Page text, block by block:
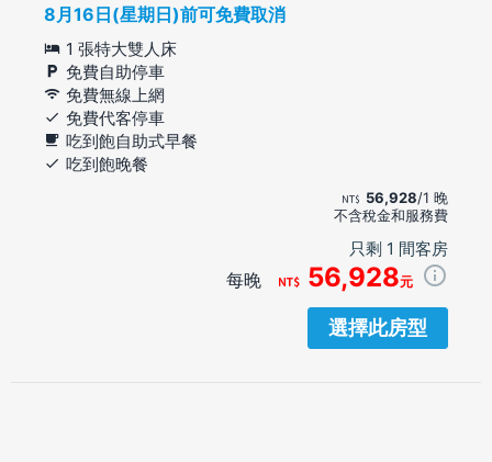
8月16日(星期日)前可免費取消
1 張特大雙人床
免費自助停車
免費無線上網
免費代客停車
吃到飽自助式早餐
吃到飽晚餐
56,928/1 晚
不含稅金和服務費
只剩 1 間客房
每晚 56,928元
選擇此房型